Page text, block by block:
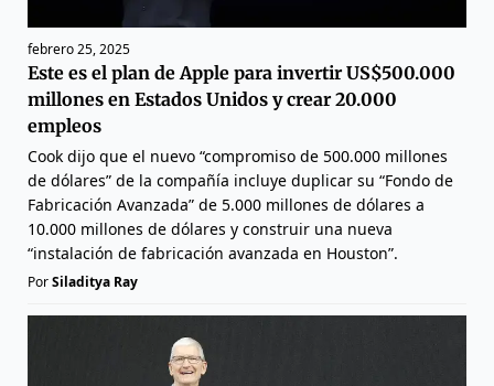
febrero 25, 2025
Este es el plan de Apple para invertir US$500.000
millones en Estados Unidos y crear 20.000
empleos
Cook dijo que el nuevo “compromiso de 500.000 millones
de dólares” de la compañía incluye duplicar su “Fondo de
Fabricación Avanzada” de 5.000 millones de dólares a
10.000 millones de dólares y construir una nueva
“instalación de fabricación avanzada en Houston”.
PorSiladitya Ray